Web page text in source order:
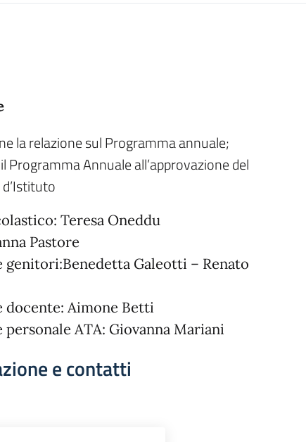
la relazione sul Programma annuale;
Programma Annuale all’approvazione del
Teresa Oneddu
Pastore
genitori:Benedetta Galeotti – Renato
docente: Aimone Betti
ATA: Giovanna Mariani
e contatti